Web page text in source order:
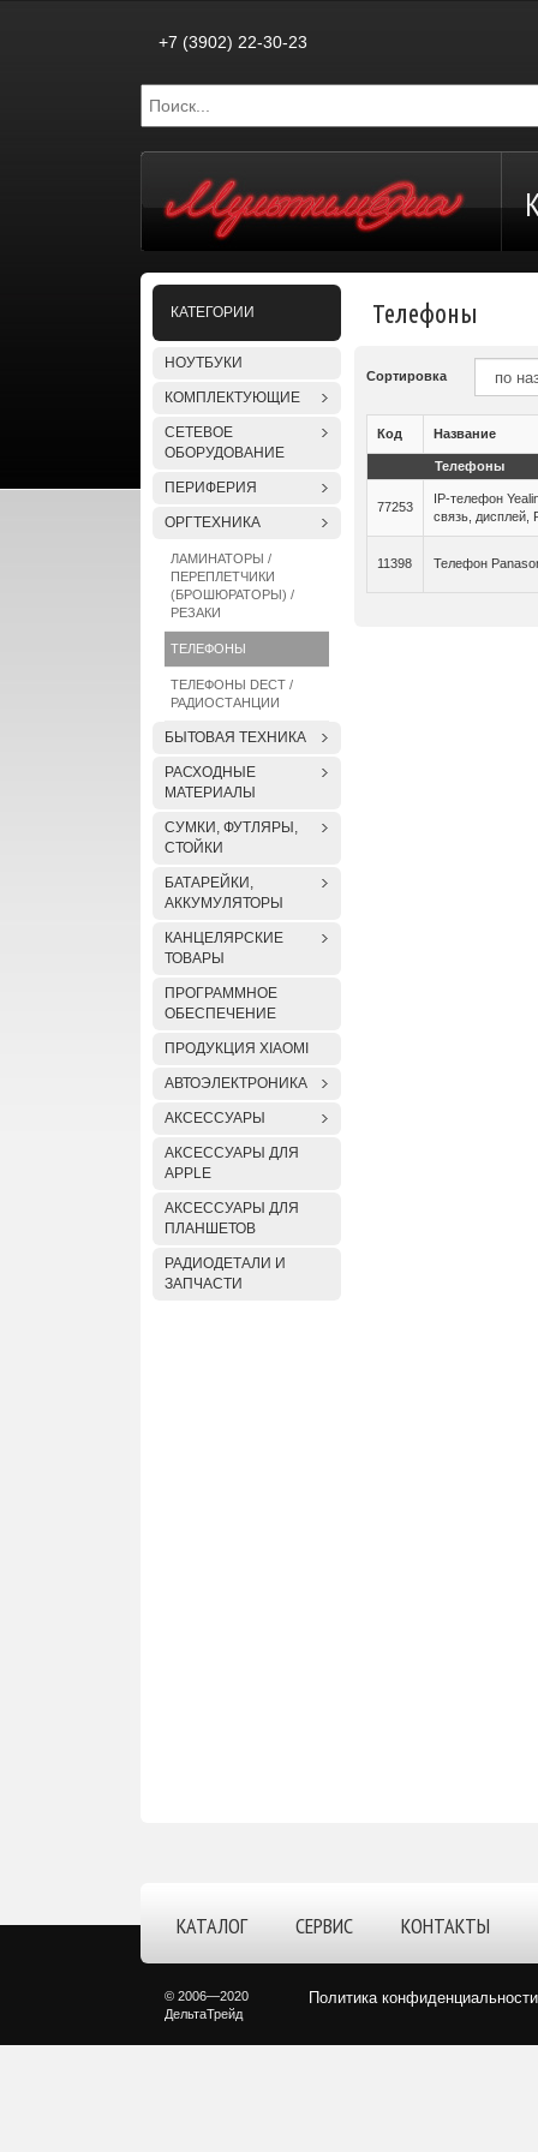
+7 (3902) 22-30-23
КАТЕГОРИИ
НОУТБУКИ
КОМПЛЕКТУЮЩИЕ
СЕТЕВОЕ
ОБОРУДОВАНИЕ
ПЕРИФЕРИЯ
ОРГТЕХНИКА
ЛАМИНАТОРЫ /
ПЕРЕПЛЕТЧИКИ
(БРОШЮРАТОРЫ) /
РЕЗАКИ
ТЕЛЕФОНЫ
ТЕЛЕФОНЫ DECT /
РАДИОСТАНЦИИ
БЫТОВАЯ ТЕХНИКА
РАСХОДНЫЕ
МАТЕРИАЛЫ
СУМКИ, ФУТЛЯРЫ,
СТОЙКИ
БАТАРЕЙКИ,
АККУМУЛЯТОРЫ
КАНЦЕЛЯРСКИЕ
ТОВАРЫ
ПРОГРАММНОЕ
ОБЕСПЕЧЕНИЕ
ПРОДУКЦИЯ XIAOMI
АВТОЭЛЕКТРОНИКА
АКСЕССУАРЫ
АКСЕССУАРЫ ДЛЯ
APPLE
АКСЕССУАРЫ ДЛЯ
ПЛАНШЕТОВ
РАДИОДЕТАЛИ И
ЗАПЧАСТИ
Телефоны
Сортировка
Код Название
Телефоны
77253
IP-телефон
связь, дисплей,
11398 Телефон
КАТАЛОГ СЕРВИС КОНТАКТЫ
Политика конфиденциальности
© 2006—2020
ДельтаТрейд